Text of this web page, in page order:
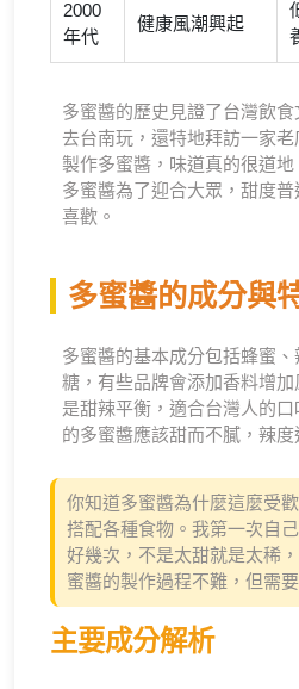
2000
年代
健康風潮興起
多蜜醬的歷史見證了台灣飲
去台南玩，還特地拜訪一家
製作多蜜醬，味道真的很道
多蜜醬為了迎合大眾，甜度
喜歡。
多蜜醬的成分與
多蜜醬的基本成分包括蜂蜜
糖，有些品牌會添加香料增
是甜辣平衡，適合台灣人的
的多蜜醬應該甜而不膩，辣度
你知道多蜜醬為什麼這麼受
搭配各種食物。我第一次自
好幾次，不是太甜就是太稀
蜜醬的製作過程不難，但需
主要成分解析